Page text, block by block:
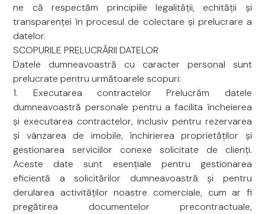
ne că respectăm principiile legalității, echității și
transparenței în procesul de colectare și prelucrare a
datelor.
SCOPURILE PRELUCRĂRII DATELOR
Datele dumneavoastră cu caracter personal sunt
prelucrate pentru următoarele scopuri:
1. Executarea contractelor Prelucrăm datele
dumneavoastră personale pentru a facilita încheierea
și executarea contractelor, inclusiv pentru rezervarea
și vânzarea de imobile, închirierea proprietăților și
gestionarea serviciilor conexe solicitate de clienți.
Aceste date sunt esențiale pentru gestionarea
eficientă a solicitărilor dumneavoastră și pentru
derularea activităților noastre comerciale, cum ar fi
pregătirea documentelor precontractuale,